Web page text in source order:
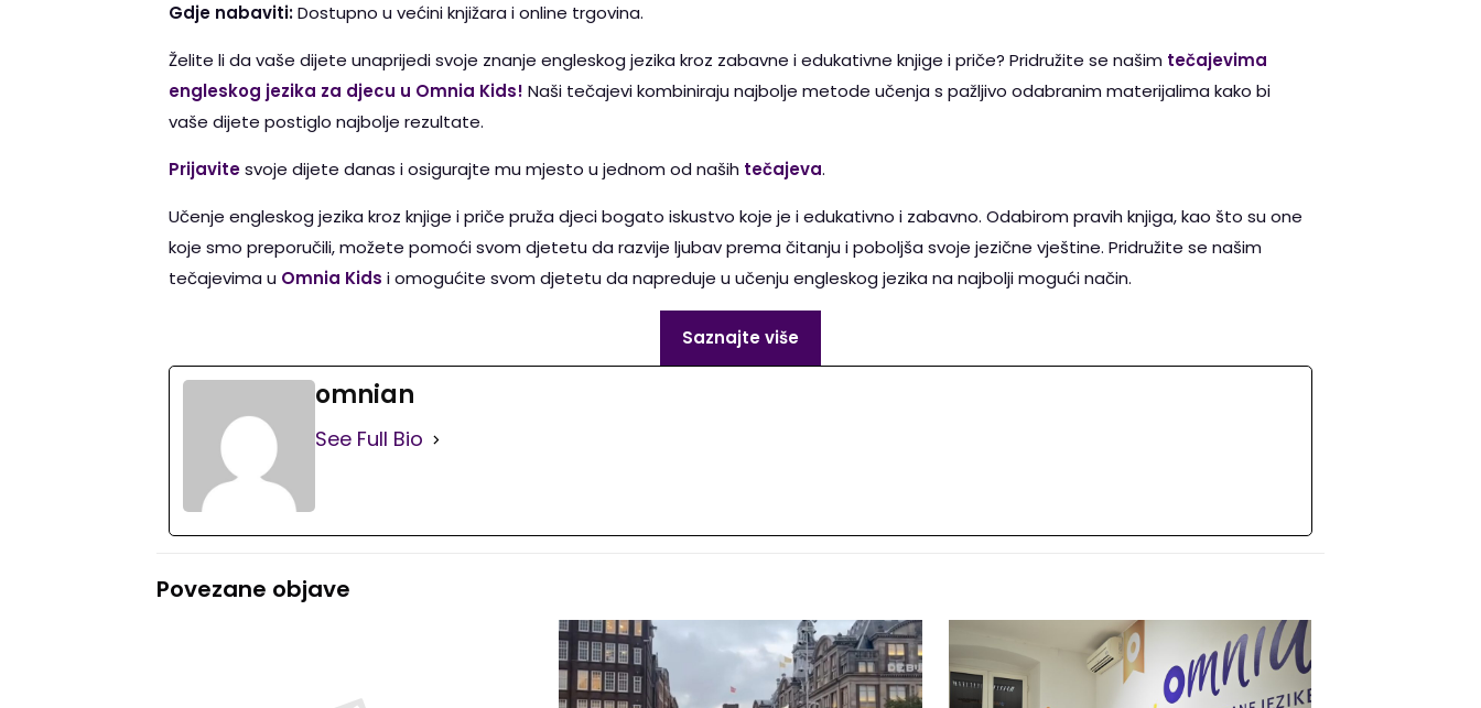
Gdje nabaviti:Dostupno u većini knjižara i online trgovina.
Želite li da vaše dijete unaprijedi svoje znanje engleskog jezika kroz zabavne i edukativne knjige i priče? Pridružite se našim tečajevima
engleskog jezika za djecu u Omnia Kids! Naši tečajevi kombiniraju najbolje metode učenja s pažljivo odabranim materijalima kako bi
vaše dijete postiglo najbolje rezultate.
Prijavitesvoje dijete danas i osigurajte mu mjesto u jednom od naših tečajeva.
Učenje engleskog jezika kroz knjige i priče pruža djeci bogato iskustvo koje je i edukativno i zabavno. Odabirom pravih knjiga, kao što su one
koje smo preporučili, možete pomoći svom djetetu da razvije ljubav prema čitanju i poboljša svoje jezične vještine. Pridružite se našim
tečajevima u Omnia Kids i omogućite svom djetetu da napreduje u učenju engleskog jezika na najbolji mogući način.
Saznajte više
omnian
See Full Bio
Povezane objave